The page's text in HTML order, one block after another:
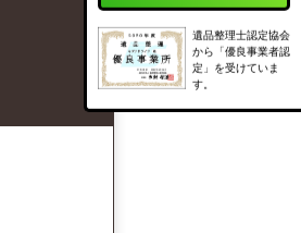
遺品整理士認定協会
から「優良事業者認
定」を受けていま
す。